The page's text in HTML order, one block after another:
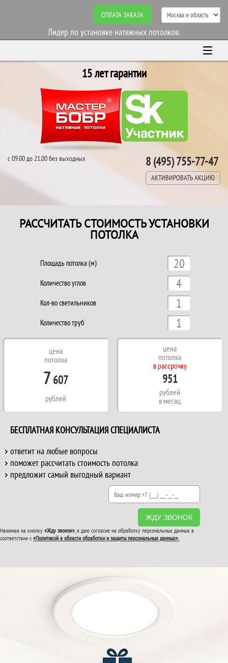
ОПЛАТА ЗАКАЗА
Лидер по установке натяжных потолков.
15 лет гарантии
с 09.00 до 21.00 без выходных 8 (495) 755-77-47
АКТИВИРОВАТЬ АКЦИЮ
ВТОРОЙ И ТРЕТИЙ
ПОТОЛОК
В ПОДАРОК!
РАССЧИТАТЬ СТОИМОСТЬ УСТАНОВКИ
ПОТОЛКА
Площадь потолка (м)
Количество углов
Кол-во светильников
Количество труб
цена
потолка
7 607
рублей
цена
потолка
в рассрочку
951
рублей
в месяц
БЕСПЛАТНАЯ КОНСУЛЬТАЦИЯ СПЕЦИАЛИСТА
ответит на любые вопросы
поможет рассчитать стоимость потолка
предложит самый выгодный вариант
ЖДУ ЗВОНОК
Нажимая на кнопку «Жду звонок», я даю согласие на обработку персональных данных в
соответствии с «Политикой в области обработки и защиты персональных данных».